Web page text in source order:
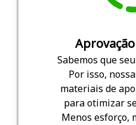
Sabemos que
Por isso,
materiais de
para otimizar
Menos esforço,